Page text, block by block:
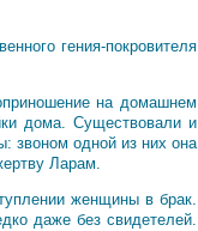
гения-покровителя
на домашнем
дома. Существовали и
звоном одной из них она
Ларам.
женщины в брак.
даже без свидетелей.